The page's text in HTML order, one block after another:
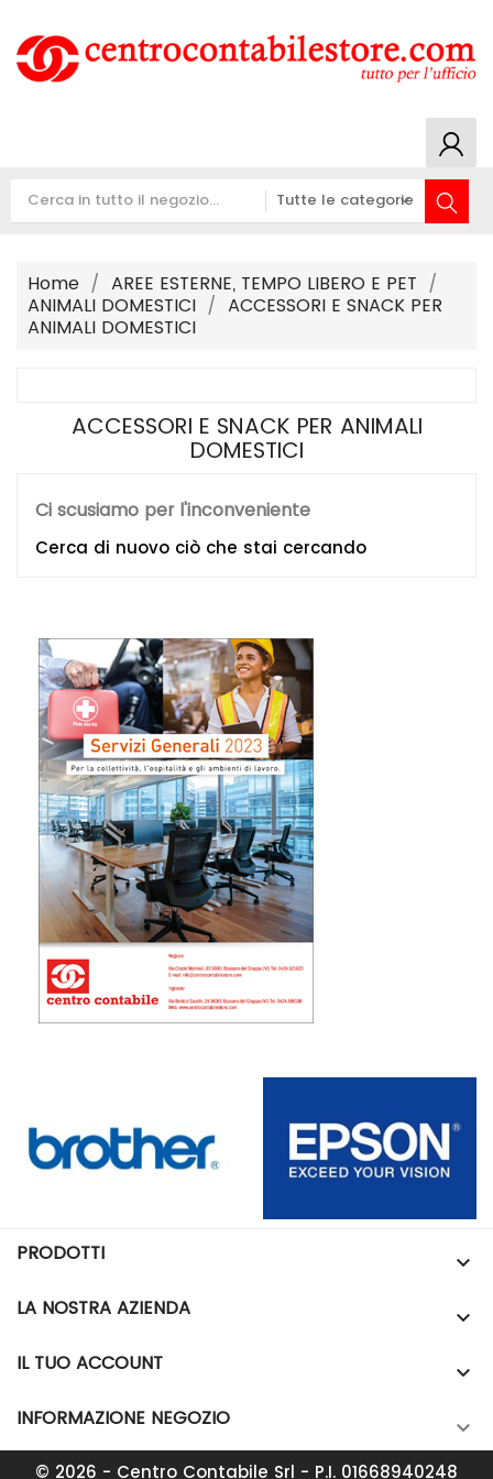
Home
AREE ESTERNE, TEMPO LIBERO E PET
ANIMALI DOMESTICI
ACCESSORI E SNACK PER
ANIMALI DOMESTICI
ACCESSORI E SNACK PER ANIMALI
DOMESTICI
Ci scusiamo per l'inconveniente
Cerca di nuovo ciò che stai cercando
PRODOTTI 
LA NOSTRA AZIENDA 
IL TUO ACCOUNT 
INFORMAZIONE NEGOZIO 
© 2026 - Centro Contabile Srl - P.I. 01668940248